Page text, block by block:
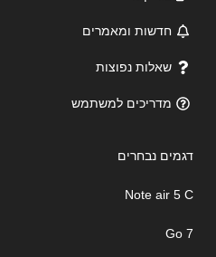
חדשות ומאמרים
שאלות נפוצות
מדריכים למשתמש
דגמים נבחרים
Note air 5 C
Go 7